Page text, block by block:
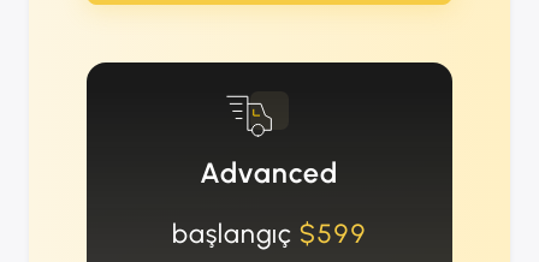
Advanced
başlangıç$599